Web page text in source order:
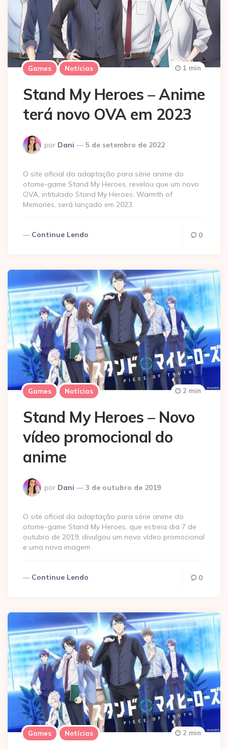
Games Notícias
Stand My Heroes – Anime
terá novo OVA em 2023
Postado
por
por Dani 5 de setembro de 2022
1 min
O site oficial da adaptação para série anime do
otome-game Stand My Heroes, revelou que um novo
OVA, intitulado Stand My Heroes: Warmth of
Memories, será lançado em 2023.
Continue Lendo 0
Games Notícias
Stand My Heroes – Novo
vídeo promocional do
anime
Postado
por
por Dani 3 de outubro de 2019
2 min
O site oficial da adaptação para série anime do
otome-game Stand My Heroes, que estreia dia 7 de
outubro de 2019, divulgou um novo vídeo promocional
e uma nova imagem
Continue Lendo 0
Games Notícias 2 min